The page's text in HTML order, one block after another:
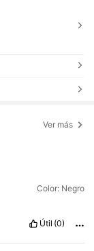
Ver más
Color: Negro
Útil (0)